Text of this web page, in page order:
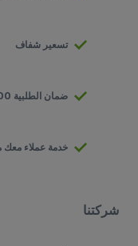
تسعير شفاف
ضمان الطلبية 100%
خدمة عملاء معك
شركتنا